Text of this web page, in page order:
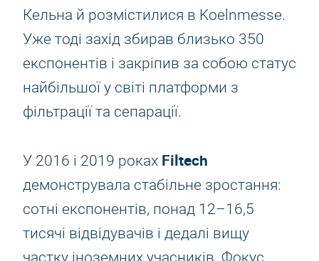
Кельна й розмістилися в Koelnmesse.
Уже тоді захід збирав близько 350
експонентів і закріпив за собою статус
найбільшої у світі платформи з
фільтрації та сепарації.
У 2016 і 2019 роках Filtech
демонструвала стабільне зростання:
сотні експонентів, понад 12–16,5
тисячі відвідувачів і дедалі вищу
частку іноземних учасників. Фокус